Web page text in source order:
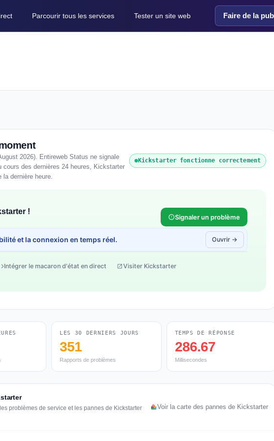
Parcourir tous les services Tester un site web Faire de la
2026). Entireweb Status ne signale
cours des dernières 24 heures, Kickstarter
dernière heure.
Kickstarter fonctionne correctement
!
Signaler un problème
et la connexion en temps réel. Ouvrir →
Intégrer le macaron d'état en direct Visiter Kickstarter
LES 30 DERNIERS JOURS
351
Rapports de problèmes
TEMPS DE RÉPONSE
286.67
Millisecondes
problèmes de service et les pannes de Kickstarter
Voir la carte des pannes de Kickstarter